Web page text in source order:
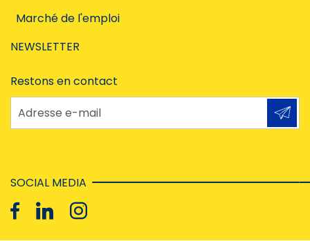
Marché de l'emploi
NEWSLETTER
Restons en contact
Adresse e-mail
SOCIAL MEDIA